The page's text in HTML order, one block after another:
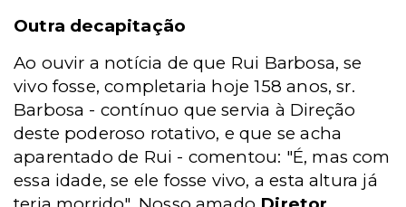
Outra decapitação
Ao ouvir a notícia de que Rui Barbosa, se
vivo fosse, completaria hoje 158 anos, sr.
Barbosa - contínuo que servia à Direção
deste poderoso rotativo, e que se acha
aparentado de Rui - comentou: "É, mas com
essa idade, se ele fosse vivo, a esta altura já